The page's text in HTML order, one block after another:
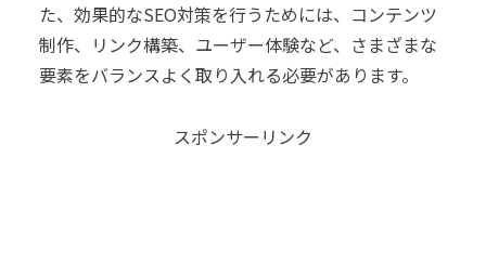
た、効果的なSEO対策を行うためには、コンテンツ
制作、リンク構築、ユーザー体験など、さまざまな
要素をバランスよく取り入れる必要があります。
スポンサーリンク